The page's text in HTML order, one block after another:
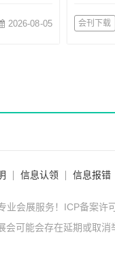
2026-08-05 会刊下载
信息认领 信息报错
会展服务！ICP备案许可
可能会存在延期或取